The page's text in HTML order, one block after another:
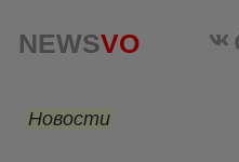
NEWSVO
Новости